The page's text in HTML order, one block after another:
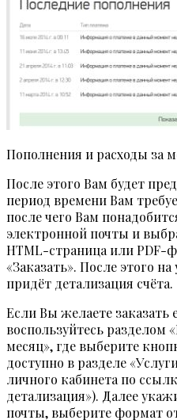
Пополнения и расходы за
После этого Вам будет
период времени Вам
после чего Вам
электронной почты и
HTML-страница или PDF-
«Заказать». После этого
придёт детализация счёта.
Если Вы желаете заказать
воспользуйтесь разделом
месяц», где выберите
доступно в разделе
личного кабинета по
детализация»). Далее
почты, выберите формат